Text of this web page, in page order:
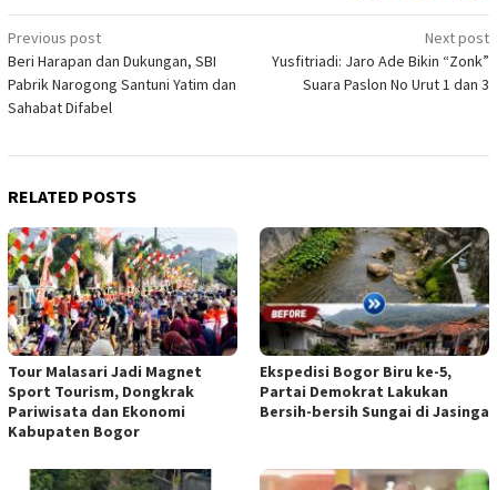
Post
navigation
Previous post
Beri Harapan dan Dukungan, SBI
Pabrik Narogong Santuni Yatim dan
Sahabat Difabel
Next post
Yusfitriadi: Jaro Ade Bikin “Zonk”
Suara Paslon No Urut 1 dan 3
RELATED POSTS
Tour Malasari Jadi Magnet
Sport Tourism, Dongkrak
Pariwisata dan Ekonomi
Kabupaten Bogor
Ekspedisi Bogor Biru ke-5,
Partai Demokrat Lakukan
Bersih-bersih Sungai di Jasinga